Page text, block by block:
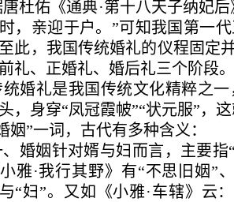
唐杜佑《通典·第十八天子纳妃
，亲迎于户。”可知我国第一
此，我国传统婚礼的仪程固定
礼、正婚礼、婚后礼三个阶段。
统婚礼是我国传统文化精粹之
，身穿“凤冠霞帔”“状元服”，
姻”一词，古代有多种含义：
、婚姻针对婿与妇而言，主要指
雅·我行其野》有“不思旧姻”
“妇”。又如《小雅·车辖》云